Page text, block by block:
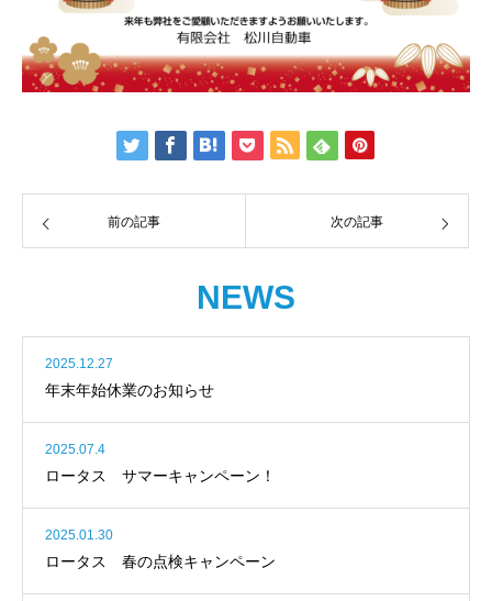
前の記事 次の記事
NEWS
2025.12.27
年末年始休業のお知らせ
2025.07.4
ロータス サマーキャンペーン！
2025.01.30
ロータス 春の点検キャンペーン